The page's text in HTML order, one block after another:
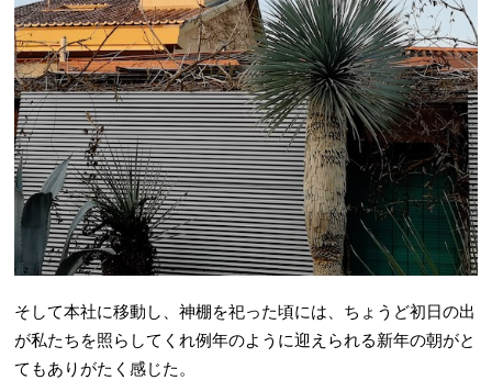
そして本社に移動し、神棚を祀った頃には、ちょうど初日の出
が私たちを照らしてくれ例年のように迎えられる新年の朝がと
てもありがたく感じた。